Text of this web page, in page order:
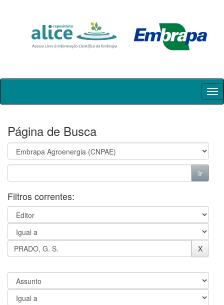
Skip
Página de Busca
Filtros correntes: